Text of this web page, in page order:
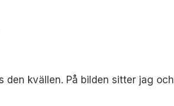
kvällen. På bilden sitter jag och